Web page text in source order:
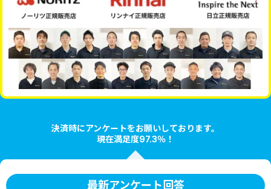
決済時にアンケートをお願いしております。
現在満足度97.3％！
最新アンケート回答